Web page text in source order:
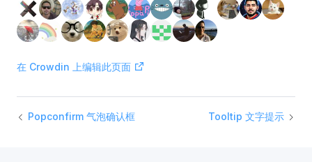
在 Crowdin 上编辑此页面
Popconfirm 气泡确认框 Tooltip 文字提示